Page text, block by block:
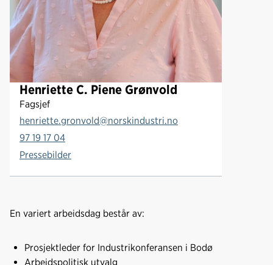
n
v
o
l
d
Henriette C. Piene Grønvold
Fagsjef
henriette.gronvold@norskindustri.no
97 19 17 04
Pressebilder
En variert arbeidsdag består av:
Prosjektleder for Industrikonferansen i Bodø
Arbeidspolitisk utvalg